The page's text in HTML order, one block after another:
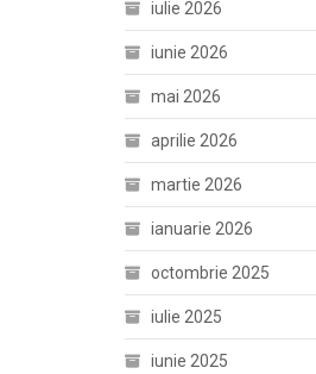
iulie 2026
iunie 2026
mai 2026
aprilie 2026
martie 2026
ianuarie 2026
octombrie 2025
iulie 2025
iunie 2025